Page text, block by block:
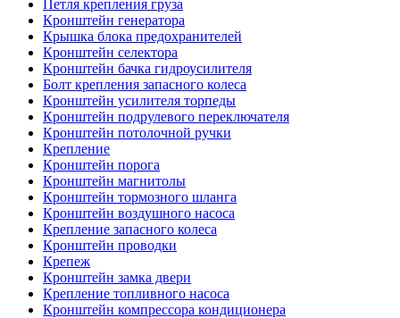
Петля крепления груза
Кронштейн генератора
Крышка блока предохранителей
Кронштейн селектора
Кронштейн бачка гидроусилителя
Болт крепления запасного колеса
Кронштейн усилителя торпеды
Кронштейн подрулевого переключателя
Кронштейн потолочной ручки
Крепление
Кронштейн порога
Кронштейн магнитолы
Кронштейн тормозного шланга
Кронштейн воздушного насоса
Крепление запасного колеса
Кронштейн проводки
Крепеж
Кронштейн замка двери
Крепление топливного насоса
Кронштейн компрессора кондиционера